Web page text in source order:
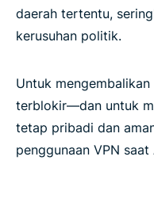
daerah tertentu,
kerusuhan politik.
Untuk
terblokir—dan untuk
tetap pribadi dan
penggunaan VPN